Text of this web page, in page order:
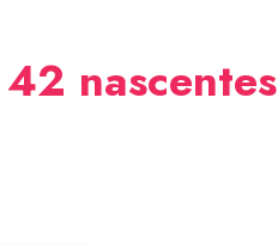
nascentes